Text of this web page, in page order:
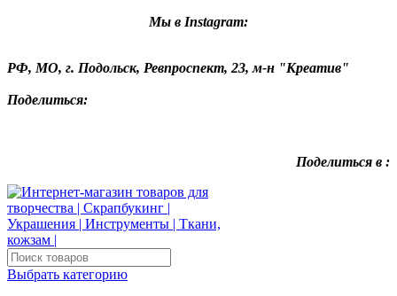
Мы в Instagram:
РФ, МО, г. Подольск, Ревпроспект, 23, м-н "Креатив"
Поделиться:
Поделиться в :
Выбрать категорию